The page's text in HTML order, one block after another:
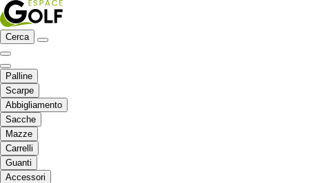
Cerca
Palline
Scarpe
Abbigliamento
Sacche
Mazze
Carrelli
Guanti
Accessori